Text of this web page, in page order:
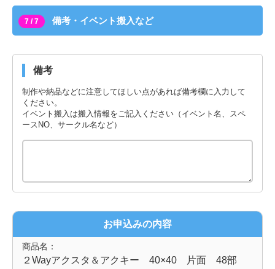
7 / 7 備考・イベント搬入など
備考
制作や納品などに注意してほしい点があれば備考欄に入力して
ください。
イベント搬入は搬入情報をご記入ください（イベント名、スペ
ースNO、サークル名など）
お申込みの内容
商品名：
２Wayアクスタ＆アクキー 40×40 片面 48部